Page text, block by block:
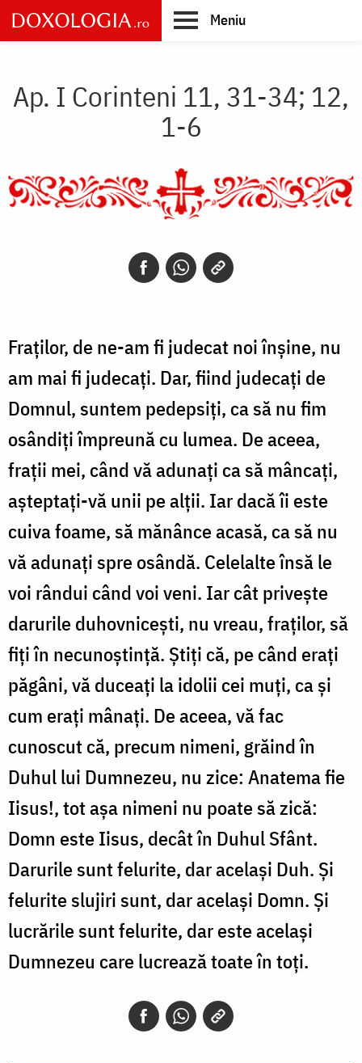
Skip
to
main
Meniu
Ap. I Corinteni 11, 31-34; 12,
1-6
Fraților, de ne-am fi judecat noi înșine, nu
am mai fi judecați. Dar, fiind judecați de
Domnul, suntem pedepsiți, ca să nu fim
osândiți împreună cu lumea. De aceea,
frații mei, când vă adunați ca să mâncați,
așteptați-vă unii pe alții. Iar dacă îi este
cuiva foame, să mănânce acasă, ca să nu
vă adunați spre osândă. Celelalte însă le
voi rândui când voi veni. Iar cât privește
darurile duhovnicești, nu vreau, fraților, să
fiți în necunoștință. Știți că, pe când erați
păgâni, vă duceați la idolii cei muți, ca și
cum erați mânați. De aceea, vă fac
cunoscut că, precum nimeni, grăind în
Duhul lui Dumnezeu, nu zice: Anatema fie
Iisus!, tot așa nimeni nu poate să zică:
Domn este Iisus, decât în Duhul Sfânt.
Darurile sunt felurite, dar același Duh. Și
felurite slujiri sunt, dar același Domn. Și
lucrările sunt felurite, dar este același
Dumnezeu care lucrează toate în toți.